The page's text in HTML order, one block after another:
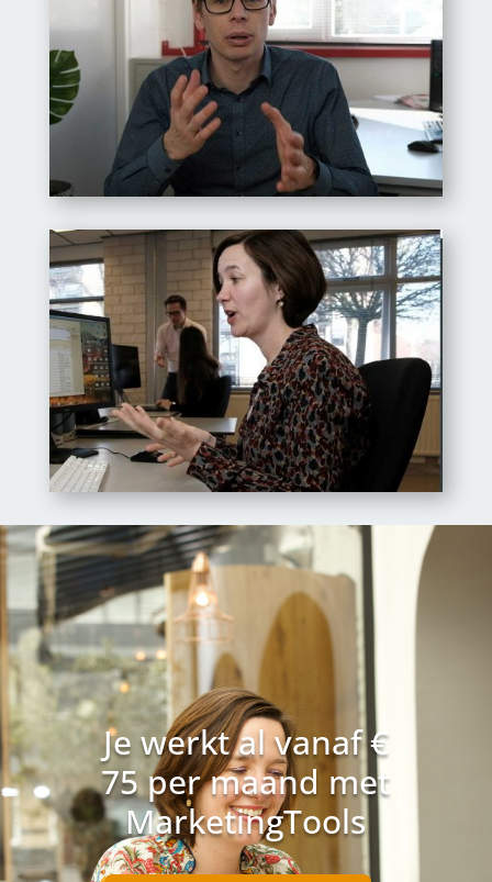
Je werkt al vanaf €
75 per maand met
MarketingTools